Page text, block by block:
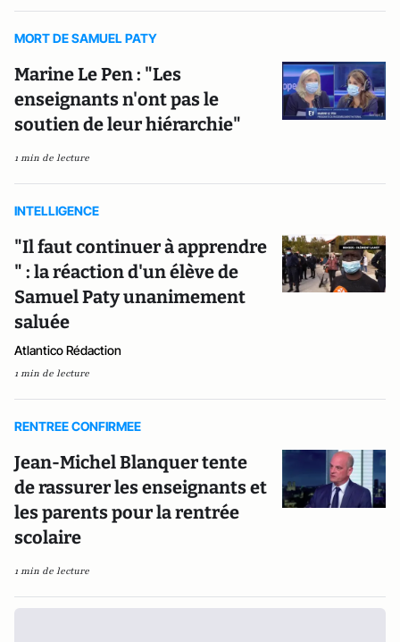
MORT DE SAMUEL PATY
Marine Le Pen : "Les
enseignants n'ont pas le
soutien de leur hiérarchie"
1 min de lecture
INTELLIGENCE
"Il faut continuer à apprendre
" : la réaction d'un élève de
Samuel Paty unanimement
saluée
Atlantico Rédaction
1 min de lecture
RENTREE CONFIRMEE
Jean-Michel Blanquer tente
de rassurer les enseignants et
les parents pour la rentrée
scolaire
1 min de lecture